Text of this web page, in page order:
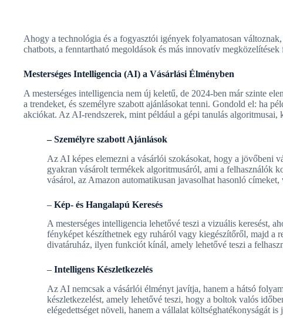
Ahogy a technológia és a fogyasztói igények folyamatosan
chatbots, a fenntartható megoldások és más innovatív
Mesterséges Intelligencia (AI) a Vásárlási Élményben
A mesterséges intelligencia nem új keletű, de 2024-ben már szinte
a trendeket, és személyre szabott ajánlásokat tenni. Gondold el: ha
akciókat. Az AI-rendszerek, mint például a gépi tanulás
– Személyre szabott Ajánlások
Az AI képes elemezni a vásárlói szokásokat, hogy a jövőbeni
gyakran vásárolt termékek algoritmusáról, ami a felhasználók
vásárol, az Amazon automatikusan javasolhat hasonló
– Kép- és Hangalapú Keresés
A mesterséges intelligencia lehetővé teszi a vizuális keresést,
fényképet készíthetnek egy ruháról vagy kiegészítőről, majd a
divatáruház, ilyen funkciót kínál, amely lehetővé teszi a
– Intelligens Készletkezelés
Az AI nemcsak a vásárlói élményt javítja, hanem a hátsó
készletkezelést, amely lehetővé teszi, hogy a boltok valós
elégedettséget növeli, hanem a vállalat költséghatékonyságát is